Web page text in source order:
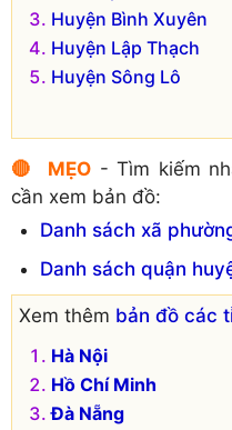
Huyện Bình Xuyên
Huyện Lập Thạch
Huyện Sông Lô
🔴 MẸO- Tìm kiếm
cần xem bản đồ:
Danh sách xã
Danh sách quận
Xem thêm bản đồ các
Hà Nội
Hồ Chí Minh
Đà Nẵng